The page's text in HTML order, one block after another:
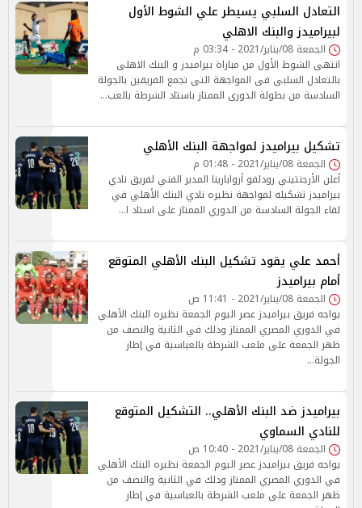
التعادل السلبي يسيطر علي الشوط الأول
لبيراميدز والبنك الاهلي
الجمعة 08/يناير/2021 - 03:34 م
انتهى الشوط الأول من مباراة بيراميدز و البنك الاهلى
بالتعادل السلبى فى المواجهة التى تجمع الفريقين بالجولة
السادسة من بطولة الدورى الممتاز باستاد الشرطة بالعب…
تشكيل بيراميدز لمواجهة البنك الأهلي
الجمعة 08/يناير/2021 - 01:48 م
أعلن الأرجنتيني رودلفو أروابارينا المدير الفني لفريق نادي
بيراميدز تشكيله لمواجهة نظيره نادي البنك الأهلي في
لقاء الجولة السادسة من الدوري الممتاز على استاد ا…
أحمد علي يقود تشكيل البنك الأهلي المتوقع
أمام بيراميدز
الجمعة 08/يناير/2021 - 11:41 ص
يواجه فريق بيراميدز عصر اليوم الجمعة نظيره البنك الأهلي
في الدوري المصري الممتاز وذلك في الثانية والنصف من
ظهر الجمعة على ملعب الشرطة بالعباسية في إطار
الجولة…
بيراميدز ضد البنك الأهلي.. التشكيل المتوقع
للنادي السماوي
الجمعة 08/يناير/2021 - 10:40 ص
يواجه فريق بيراميدز عصر اليوم الجمعة نظيره البنك الأهلي
في الدوري المصري الممتاز وذلك في الثانية والنصف من
ظهر الجمعة على ملعب الشرطة بالعباسية في إطار